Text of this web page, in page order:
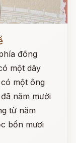
đông
một dãy
một ông
năm mười
từ năm
bốn mươi